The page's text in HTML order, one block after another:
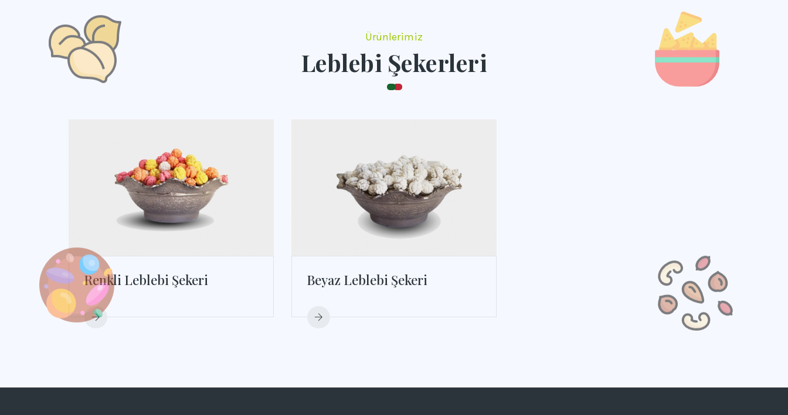
Ürünlerimiz
Leblebi Şekerleri
Renkli Leblebi Şekeri Beyaz Leblebi Şekeri